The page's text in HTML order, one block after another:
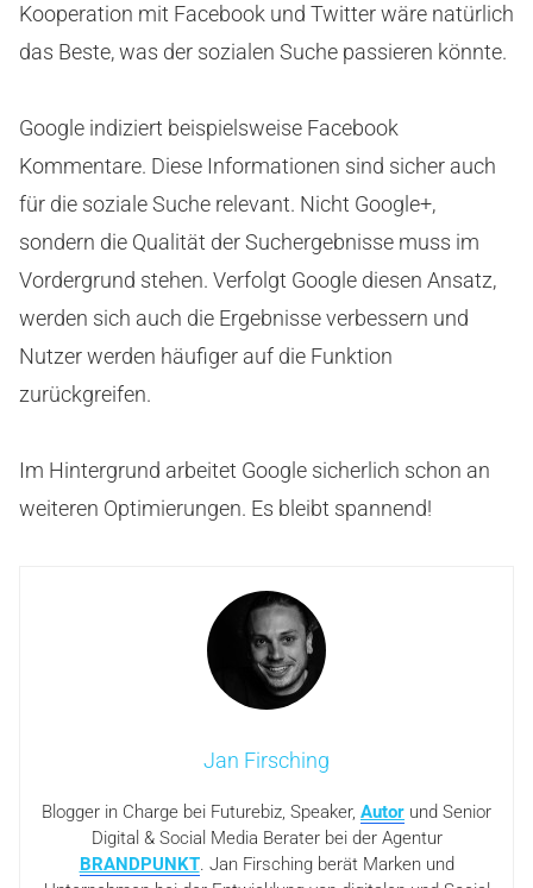
Kooperation mit Facebook und Twitter wäre natürlich
das Beste, was der sozialen Suche passieren könnte.
Google indiziert beispielsweise Facebook
Kommentare. Diese Informationen sind sicher auch
für die soziale Suche relevant. Nicht Google+,
sondern die Qualität der Suchergebnisse muss im
Vordergrund stehen. Verfolgt Google diesen Ansatz,
werden sich auch die Ergebnisse verbessern und
Nutzer werden häufiger auf die Funktion
zurückgreifen.
Im Hintergrund arbeitet Google sicherlich schon an
weiteren Optimierungen. Es bleibt spannend!
Jan Firsching
Blogger in Charge bei Futurebiz, Speaker, Autor und Senior
Digital & Social Media Berater bei der Agentur
BRANDPUNKT. Jan Firsching berät Marken und